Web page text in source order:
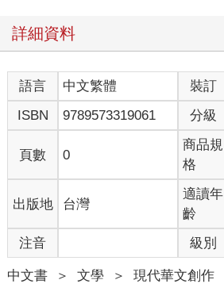
文章統統給我，我來整理就好。」當
我也「說」不過他。每次一說：「好
定說：「打斷你的狗腿。」我拉朋友
的，「那打斷你們兩個人的狗腿。」
上，我不能說他壞話，否則旅行計劃
之名發誓；以上所述全都是讚美張國
的話：「你是我的生命、真理和道路
去玩吧！暑假都快過完了…… ＊文中
時周文化提供。
詳細資料
語言 中文繁體 裝訂
ISBN
9789573319061 分級
頁數 0
商品規
格
出版地 台灣
適讀年
齡
注音 級別
中文書 ＞ 文學 ＞ 現代華文創作